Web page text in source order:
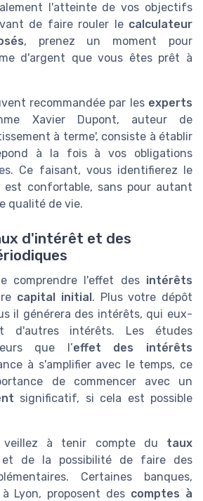
l'atteinte de vos objectifs
de faire rouler le calculateur
, prenez un moment pour
d'argent que vous êtes prêt à
recommandée par les experts
Xavier Dupont, auteur de
à terme', consiste à établir
à la fois à vos obligations
Ce faisant, vous identifierez le
est confortable, sans pour autant
qualité de vie.
d'intérêt et des
comprendre l'effet des intérêts
capital initial. Plus votre dépôt
il générera des intérêts, qui eux-
d'autres intérêts. Les études
que l’effet des intérêts
à s'amplifier avec le temps, ce
de commencer avec un
significatif, si cela est possible
veillez à tenir compte du taux
et de la possibilité de faire des
Certaines banques,
Lyon, proposent des comptes à